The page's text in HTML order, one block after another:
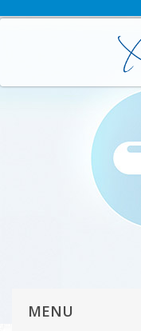
PAR
PRIVĀTUMA
MENU